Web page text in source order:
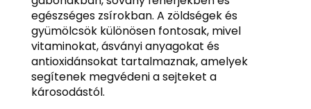
egészséges zsírokban. A zöldségek és
gyümölcsök különösen fontosak, mivel
vitaminokat, ásványi anyagokat és
antioxidánsokat tartalmaznak, amelyek
segítenek megvédeni a sejteket a
károsodástól.